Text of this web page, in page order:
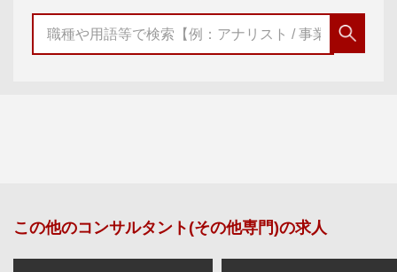
この他のコンサルタント(その他専門)の求人